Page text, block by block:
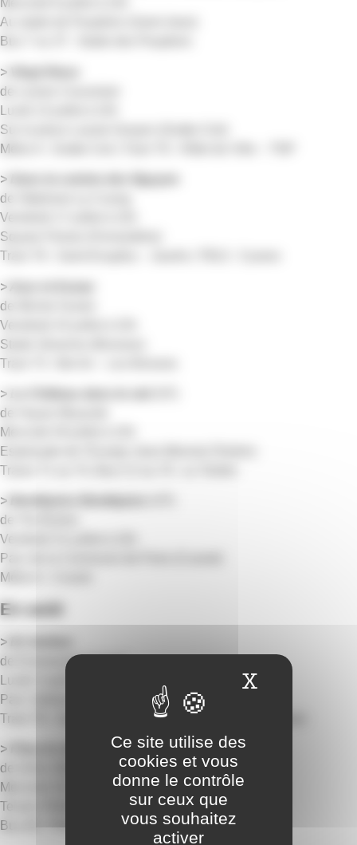
Mercredi 8 juillet à 22h
Au stade de Peupliers (Saint-Jean)
Bus 7 ou 37 : Stade des Peupliers
> Vingt Dieux
de Louise Couvoisier
Sur la place Lazare-Goujon (Gratte-Ciel)
Métro A : Gratte-Ciel | Tram T6 : Hôtel de Ville – TNP
> Dans la cuisine des Nguyen
de Stéphane Ly-Cuong
Vendredi 17 juillet à 22h
Square Florian (Ferrandière)
Tram T6 : Saint-Exupéry – Jaurès | TB12 : Cyrano
> Azur et Asmar
de Michel Ocelot
Vendredi 24 juillet à 22h
Stade Séverine (Brosses)
Tram T3 : Bel Air – Les Brosses
> Le Château dans le ciel
de Hayao Miyazaki
Mercredi 29 juillet à 22h
Esplanade de l’Europe Jean-Monnet (Tonkin)
Trams T1 ou T4, Bus C2 ou 70 : Le Tonkin
> Beetlejuice Beetlejuice
de Tim Burton
Vendredi 31 juillet à 22h
Parc de la Commune-de-Paris (Cusset)
Métro A : Cusset
En août
> En fanfare
de Emmanuel Courcol
Parc Vaillant-Couturier (Grandclément)
Tram T6 : Gare de VilleurbanneTB12 ou C11 : Bernaix
> Flow, le chat qui n’avait plus peur de l’eau
de Gints Zilbalodis
Mercredi 26 août à 21h30
Terrain Pélisson (Buers)
Bus 69 : Pierre Joseph Proudhon
Ce site utilise des
cookies et vous
donne le contrôle
sur ceux que
vous souhaitez
activer
X